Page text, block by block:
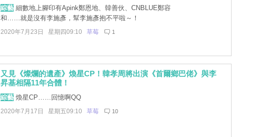
綜藝細數地上腳印有Apink鄭恩地、韓善伙、CNBLUE鄭容
和……就是沒有李施彥，幫李施彥抱不平啦～！
2020年7月23日 星期四09:10 草莓 1
又見《燦爛的遺產》煥星CP！韓孝周將出演《首爾鄉巴佬》與李
昇基相隔11年合體！
綜藝煥星CP……回憶啊QQ
2020年7月17日 星期五09:10 草莓 10